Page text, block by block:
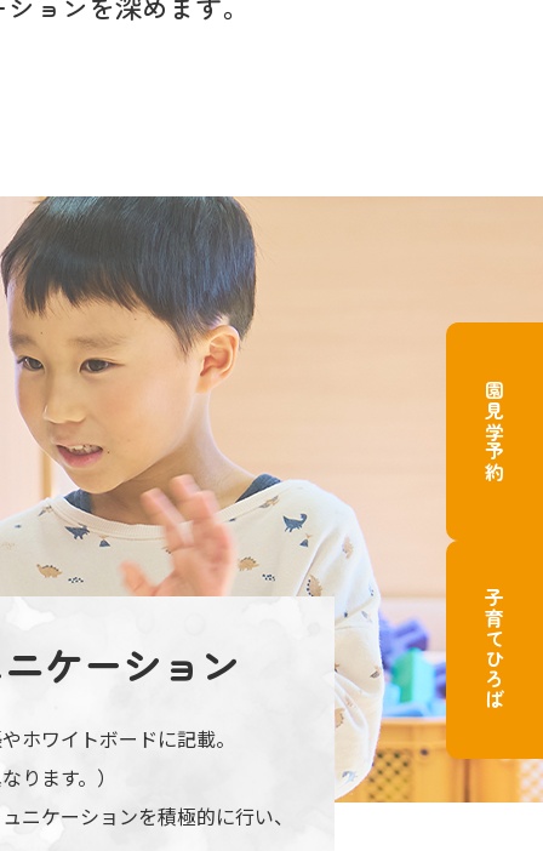
ケーション
ホワイトボードに記載。
ります。）
ニケーションを積極的に行い、
園見学予約
子育てひろば